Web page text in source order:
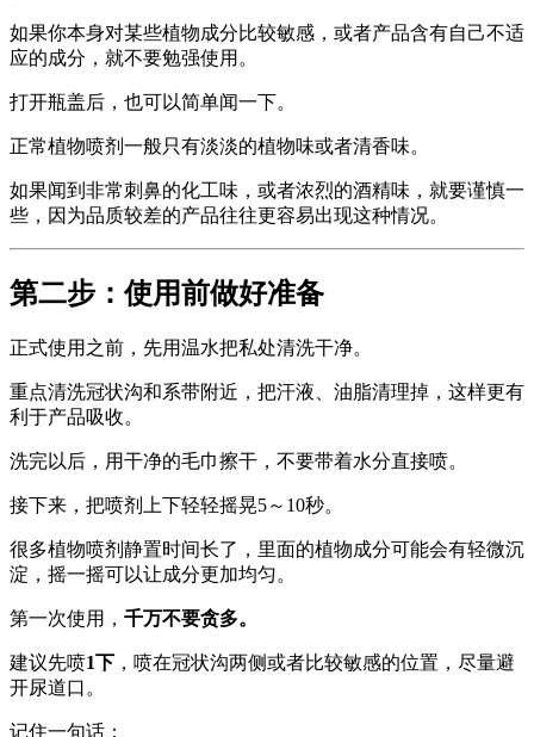
如果你本身对某些植物成分比较敏感，或者产品含有自己不适
应的成分，就不要勉强使用。
打开瓶盖后，也可以简单闻一下。
正常植物喷剂一般只有淡淡的植物味或者清香味。
如果闻到非常刺鼻的化工味，或者浓烈的酒精味，就要谨慎一
些，因为品质较差的产品往往更容易出现这种情况。
第二步：使用前做好准备
正式使用之前，先用温水把私处清洗干净。
重点清洗冠状沟和系带附近，把汗液、油脂清理掉，这样更有
利于产品吸收。
洗完以后，用干净的毛巾擦干，不要带着水分直接喷。
接下来，把喷剂上下轻轻摇晃5～10秒。
很多植物喷剂静置时间长了，里面的植物成分可能会有轻微沉
淀，摇一摇可以让成分更加均匀。
第一次使用， 千万不要贪多。
建议先喷1下 ，喷在冠状沟两侧或者比较敏感的位置，尽量避
开尿道口。
记住一句话：